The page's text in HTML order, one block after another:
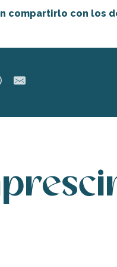
compartirlo con los